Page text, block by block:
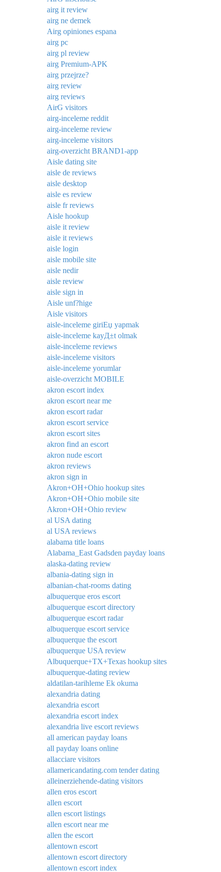
airg it review
airg ne demek
Airg opiniones espana
airg pc
airg pl review
airg Premium-APK
airg przejrze?
airg review
airg reviews
AirG visitors
airg-inceleme reddit
airg-inceleme review
airg-inceleme visitors
airg-overzicht BRAND1-app
Aisle dating site
aisle de reviews
aisle desktop
aisle es review
aisle fr reviews
Aisle hookup
aisle it review
aisle it reviews
aisle login
aisle mobile site
aisle nedir
aisle review
aisle sign in
Aisle unf?hige
Aisle visitors
aisle-inceleme giriЕџ yapmak
aisle-inceleme kayД±t olmak
aisle-inceleme reviews
aisle-inceleme visitors
aisle-inceleme yorumlar
aisle-overzicht MOBILE
akron escort index
akron escort near me
akron escort radar
akron escort service
akron escort sites
akron find an escort
akron nude escort
akron reviews
akron sign in
Akron+OH+Ohio hookup sites
Akron+OH+Ohio mobile site
Akron+OH+Ohio review
al USA dating
al USA reviews
alabama title loans
Alabama_East Gadsden payday loans
alaska-dating review
albania-dating sign in
albanian-chat-rooms dating
albuquerque eros escort
albuquerque escort directory
albuquerque escort radar
albuquerque escort service
albuquerque the escort
albuquerque USA review
Albuquerque+TX+Texas hookup sites
albuquerque-dating review
aldatilan-tarihleme Ek okuma
alexandria dating
alexandria escort
alexandria escort index
alexandria live escort reviews
all american payday loans
all payday loans online
allacciare visitors
allamericandating.com tender dating
alleinerziehende-dating visitors
allen eros escort
allen escort
allen escort listings
allen escort near me
allen the escort
allentown escort
allentown escort directory
allentown escort index